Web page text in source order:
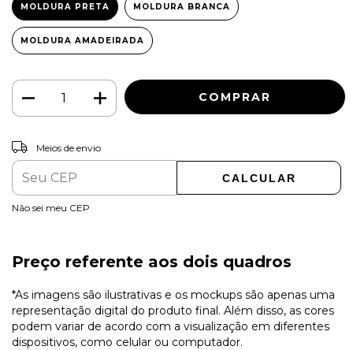
MOLDURA PRETA MOLDURA BRANCA
MOLDURA AMADEIRADA
Entregas para o CEP:
Meios de envio
CALCULAR
Não sei meu CEP
Preço referente aos dois quadros
*As imagens são ilustrativas e os mockups são apenas uma
representação digital do produto final. Além disso, as cores
podem variar de acordo com a visualização em diferentes
dispositivos, como celular ou computador.